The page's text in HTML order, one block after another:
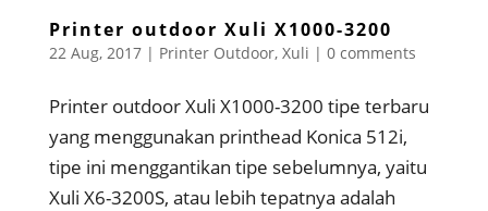
Printer outdoor Xuli X1000-3200
22 Aug, 2017| Printer Outdoor, Xuli | 0 comments
Printer outdoor Xuli X1000-3200 tipe terbaru
yang menggunakan printhead Konica 512i,
tipe ini menggantikan tipe sebelumnya, yaitu
Xuli X6-3200S, atau lebih tepatnya adalah